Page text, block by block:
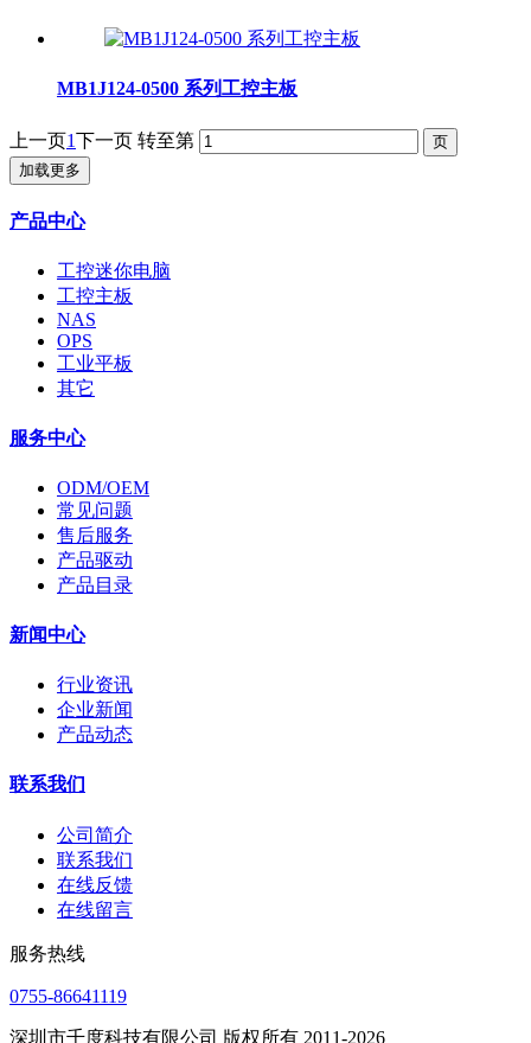
MB1J124-0500 系列工控主板
上一页1下一页 转至第
加载更多
产品中心
工控迷你电脑
工控主板
NAS
OPS
工业平板
其它
服务中心
ODM/OEM
常见问题
售后服务
产品驱动
产品目录
新闻中心
行业资讯
企业新闻
产品动态
联系我们
公司简介
联系我们
在线反馈
在线留言
服务热线
0755-86641119
深圳市千度科技有限公司 版权所有 2011-2026